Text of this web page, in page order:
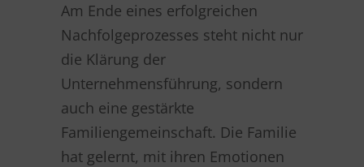
Am Ende eines erfolgreichen
Nachfolgeprozesses steht nicht nur
die Klärung der
Unternehmensführung, sondern
auch eine gestärkte
Familiengemeinschaft. Die Familie
hat gelernt, mit ihren Emotionen